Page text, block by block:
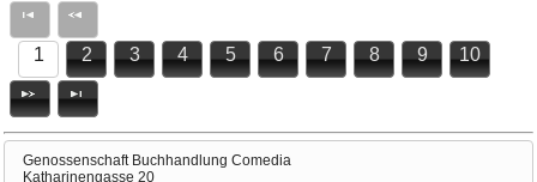
1 2 3 4 5 6 7 8 9 10
Genossenschaft Buchhandlung Comedia
Katharinengasse 20